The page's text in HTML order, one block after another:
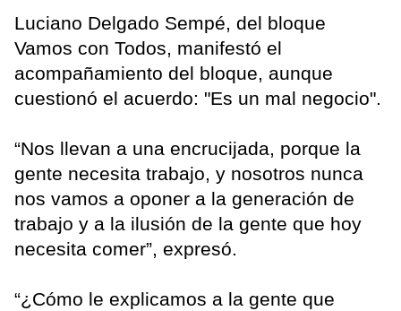
Luciano Delgado Sempé, del bloque
Vamos con Todos, manifestó el
acompañamiento del bloque, aunque
cuestionó el acuerdo: "Es un mal negocio".
“Nos llevan a una encrucijada, porque la
gente necesita trabajo, y nosotros nunca
nos vamos a oponer a la generación de
trabajo y a la ilusión de la gente que hoy
necesita comer”, expresó.
“¿Cómo le explicamos a la gente que